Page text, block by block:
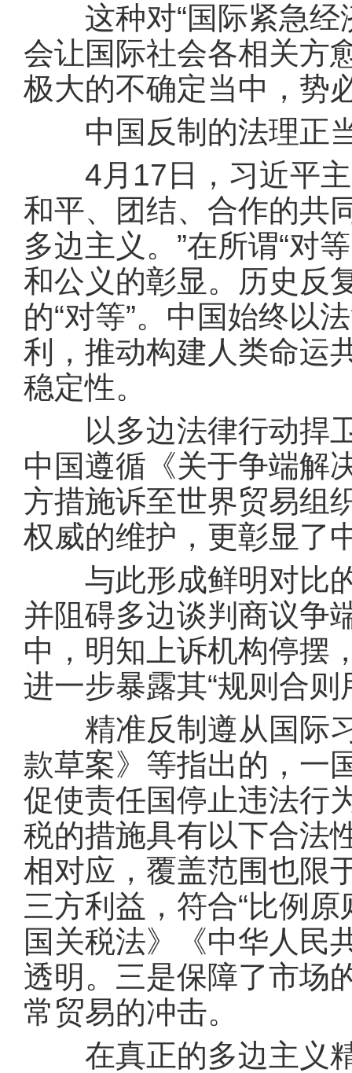
这种对“国际紧急经
会让国际社会各相关方
极大的不确定当中，势
中国反制的法理正当
4月17日，习近平主
和平、团结、合作的共
多边主义。”在所谓“对
和公义的彰显。历史反
的“对等”。中国始终以
利，推动构建人类命运
稳定性。
以多边法律行动捍卫
中国遵循《关于争端解
方措施诉至世界贸易组
权威的维护，更彰显了
与此形成鲜明对比的
并阻碍多边谈判商议争
中，明知上诉机构停摆
进一步暴露其“规则合
精准反制遵从国际习
款草案》等指出的，一
促使责任国停止违法行
税的措施具有以下合法
相对应，覆盖范围也限
三方利益，符合“比例
国关税法》《中华人民
透明。三是保障了市场
常贸易的冲击。
在真正的多边主义精